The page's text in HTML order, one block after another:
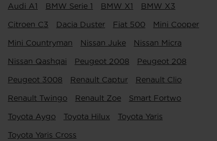
Audi A1 BMW Serie 1 BMW X1 BMW X3
Citroen C3 Dacia Duster Fiat 500 Mini Cooper
Mini Countryman Nissan Juke Nissan Micra
Nissan Qashqai Peugeot 2008 Peugeot 208
Peugeot 3008 Renault Captur Renault Clio
Renault Twingo Renault Zoe Smart Fortwo
Toyota Aygo Toyota Hilux Toyota Yaris
Toyota Yaris Cross